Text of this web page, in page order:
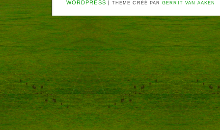
WORDPRESS | THEME CRÉÉ PARGERRIT VAN AAKEN